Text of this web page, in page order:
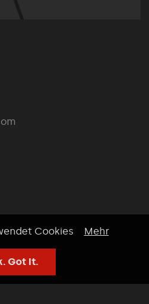
Cookies Mehr
Got It.